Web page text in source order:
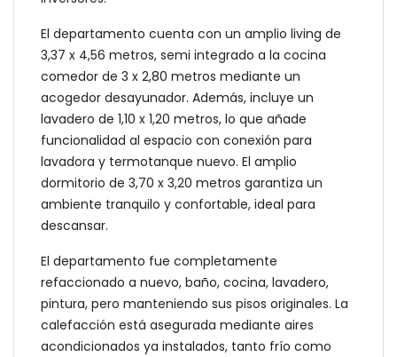
El departamento cuenta con un amplio living de
3,37 x 4,56 metros, semi integrado a la cocina
comedor de 3 x 2,80 metros mediante un
acogedor desayunador. Además, incluye un
lavadero de 1,10 x 1,20 metros, lo que añade
funcionalidad al espacio con conexión para
lavadora y termotanque nuevo. El amplio
dormitorio de 3,70 x 3,20 metros garantiza un
ambiente tranquilo y confortable, ideal para
descansar.
El departamento fue completamente
refaccionado a nuevo, baño, cocina, lavadero,
pintura, pero manteniendo sus pisos originales. La
calefacción está asegurada mediante aires
acondicionados ya instalados, tanto frío como